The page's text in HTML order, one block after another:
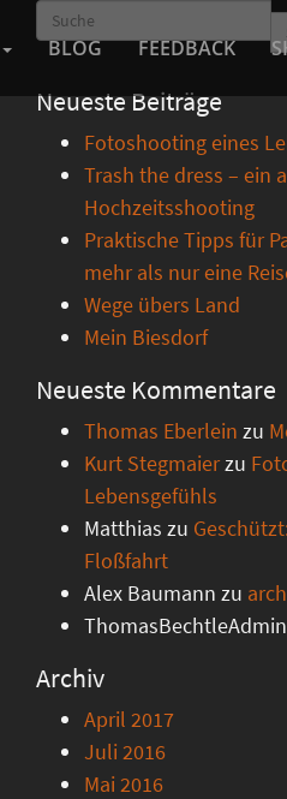
BLOG FEEDBACK
Neueste Beiträge
Fotoshooting eines
Trash the dress – ein
Hochzeitsshooting
Praktische Tipps für
mehr als nur eine
Wege übers Land
Mein Biesdorf
Neueste Kommentare
Thomas Eberlein zu
Kurt Stegmaierzu
Lebensgefühls
Matthias zu
Floßfahrt
Alex Baumann zu
ThomasBechtleAdmin
Archiv
April 2017
Juli 2016
Mai 2016